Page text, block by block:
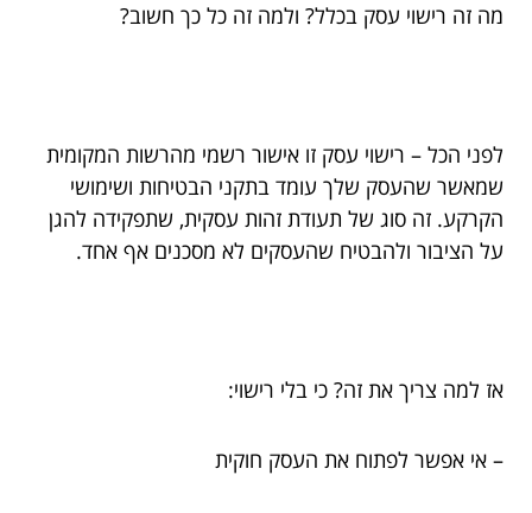
מה זה רישוי עסק בכלל? ולמה זה כל כך חשוב?
לפני הכל – רישוי עסק זו אישור רשמי מהרשות המקומית
שמאשר שהעסק שלך עומד בתקני הבטיחות ושימושי
הקרקע. זה סוג של תעודת זהות עסקית, שתפקידה להגן
על הציבור ולהבטיח שהעסקים לא מסכנים אף אחד.
אז למה צריך את זה? כי בלי רישוי:
– אי אפשר לפתוח את העסק חוקית